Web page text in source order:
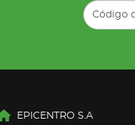
EPICENTRO S.A